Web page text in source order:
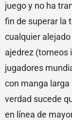
juego y no ha
fin de superar la
cualquier
ajedrez (torneos
jugadores
con manga
verdad sucede
en línea de